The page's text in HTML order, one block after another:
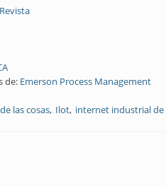
de: Emerson Process Management
las cosas Ilot internet industrial de
y futuro | ¿Como se aplica la